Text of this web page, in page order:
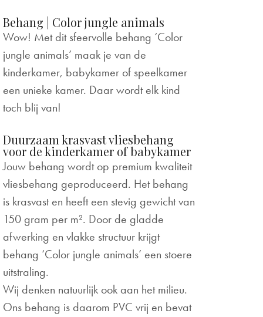
Behang | Color jungle animals
Wow! Met dit sfeervolle behang ‘Color
jungle animals’ maak je van de
kinderkamer, babykamer of speelkamer
een unieke kamer. Daar wordt elk kind
toch blij van!
Duurzaam krasvast vliesbehang
voor de kinderkamer of babykamer
Jouw behang wordt op premium kwaliteit
vliesbehang geproduceerd. Het behang
is krasvast en heeft een stevig gewicht van
150 gram per m². Door de gladde
afwerking en vlakke structuur krijgt
behang ‘Color jungle animals’ een stoere
uitstraling.
Wij denken natuurlijk ook aan het milieu.
Ons behang is daarom PVC vrij en bevat